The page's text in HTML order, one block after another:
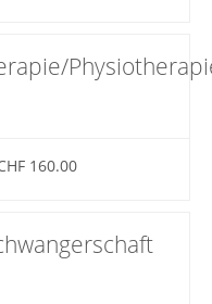
160.00